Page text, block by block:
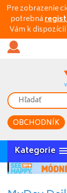
Pre zobrazenie
potrebná
Vám k
OBCHODNÍK
Kategorie